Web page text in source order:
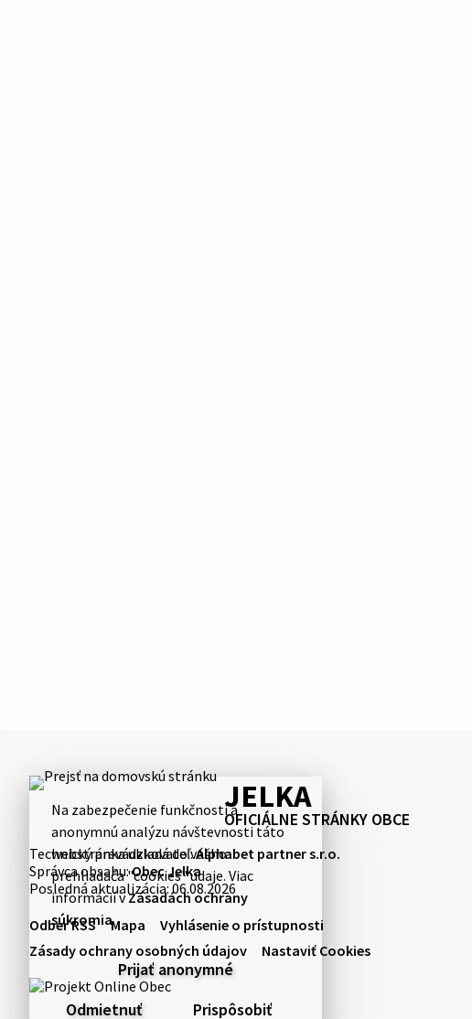
Na zabezpečenie funkčnosti a
anonymnú analýzu návštevnosti táto
webstránka ukladá do vášho
prehliadača "cookies" údaje. Viac
informácií vZásadách ochrany
súkromia.
Prijať anonymné
Odmietnuť
Prispôsobiť
JELKA
OFICIÁLNE STRÁNKY OBCE
Technický prevádzkovateľ:Alphabet partner s.r.o.
Správca obsahu:Obec Jelka
Posledná aktualizácia: 06.08.2026
Odber RSS
Mapa
Vyhlásenie o prístupnosti
Zásady ochrany osobných údajov
Nastaviť Cookies